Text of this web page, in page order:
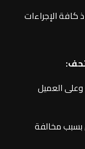
كافة الإجراءات
وعلى العميل
بسبب مخالفة